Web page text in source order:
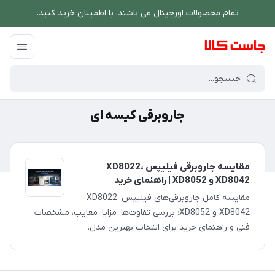
تمام محصولات اورجینال می باشند، با اطمینان خرید کنید.
فروشگاه اینترنتی جاست کالا
جاروبرقی کیسه ای
مقایسه جاروبرقی فیلیپس XD8022،
XD8042 و XD8052 | راهنمای خرید
مقایسه کامل جاروبرقی‌های فیلیپس XD8022،
XD8042 و XD8052؛ بررسی تفاوت‌ها، مزایا، معایب، مشخصات
فنی و راهنمای خرید برای انتخاب بهترین مدل.